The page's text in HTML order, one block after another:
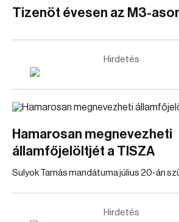
Tizenöt évesen az M3-
Hirdetés
Hamarosan megnevezheti
államfőjelöltjét a TISZA
Sulyok Tamás mandátuma július 20-án
Hirdetés